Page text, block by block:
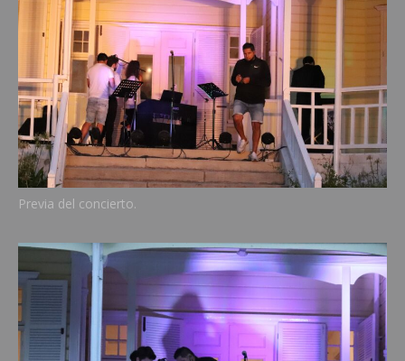
Previa del concierto.